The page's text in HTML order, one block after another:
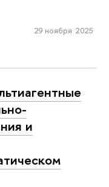
29 ноября 2025
и